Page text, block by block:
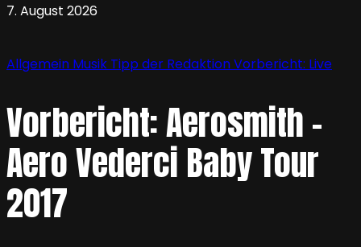
7. August 2026
Allgemein Musik Tipp der RedaktionVorbericht: Live
Vorbericht: Aerosmith –
Aero Vederci Baby Tour
2017